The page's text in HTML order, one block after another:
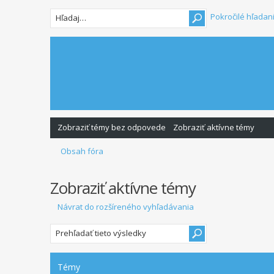
Pokročilé
Zobraziť témy bez odpovede Zobraziť aktívne témy
Obsah fóra
Zobraziť aktívne témy
Návrat do rozšíreného vyhľadávania
Témy